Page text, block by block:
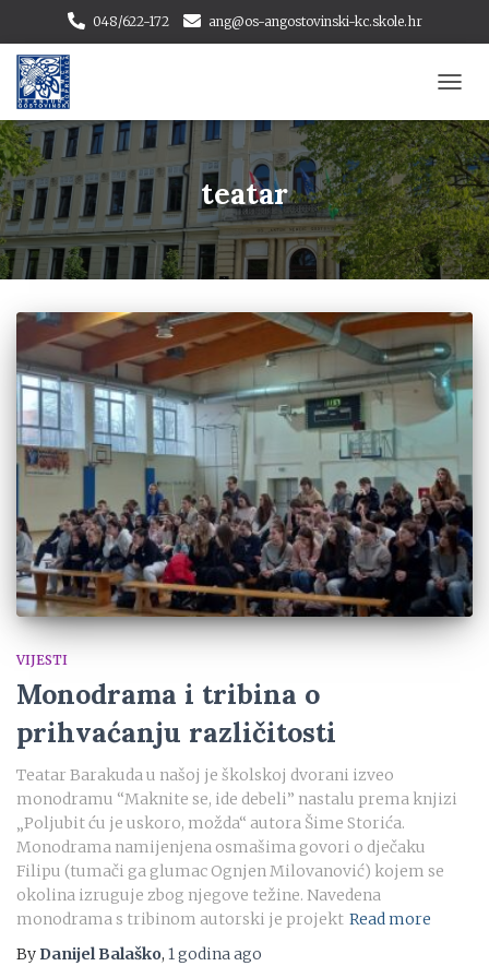
048/622-172 ang@os-angostovinski-kc.skole.hr
teatar
VIJESTI
Monodrama i tribina o
prihvaćanju različitosti
Teatar Barakuda u našoj je školskoj dvorani izveo
monodramu “Maknite se, ide debeli” nastalu prema knjizi
„Poljubit ću je uskoro, možda“ autora Šime Storića.
Monodrama namijenjena osmašima govori o dječaku
Filipu (tumači ga glumac Ognjen Milovanović) kojem se
okolina izruguje zbog njegove težine. Navedena
monodrama s tribinom autorski je projekt Read more
By Danijel Balaško, 1 godinaago